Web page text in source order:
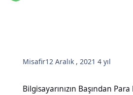
Misafir12 Aralık , 20214 yıl
Bilgisayarınızın Başından